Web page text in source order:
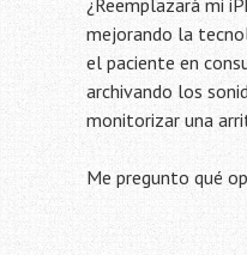
¿Reemplazará mi
mejorando la
el paciente en
archivando los
monitorizar una
Me pregunto qué